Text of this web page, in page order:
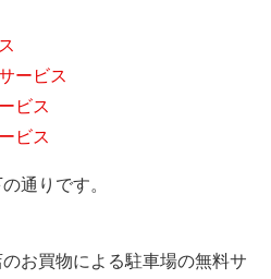
ービス
ビス
ビス
通りです。
お買物による駐車場の無料サ